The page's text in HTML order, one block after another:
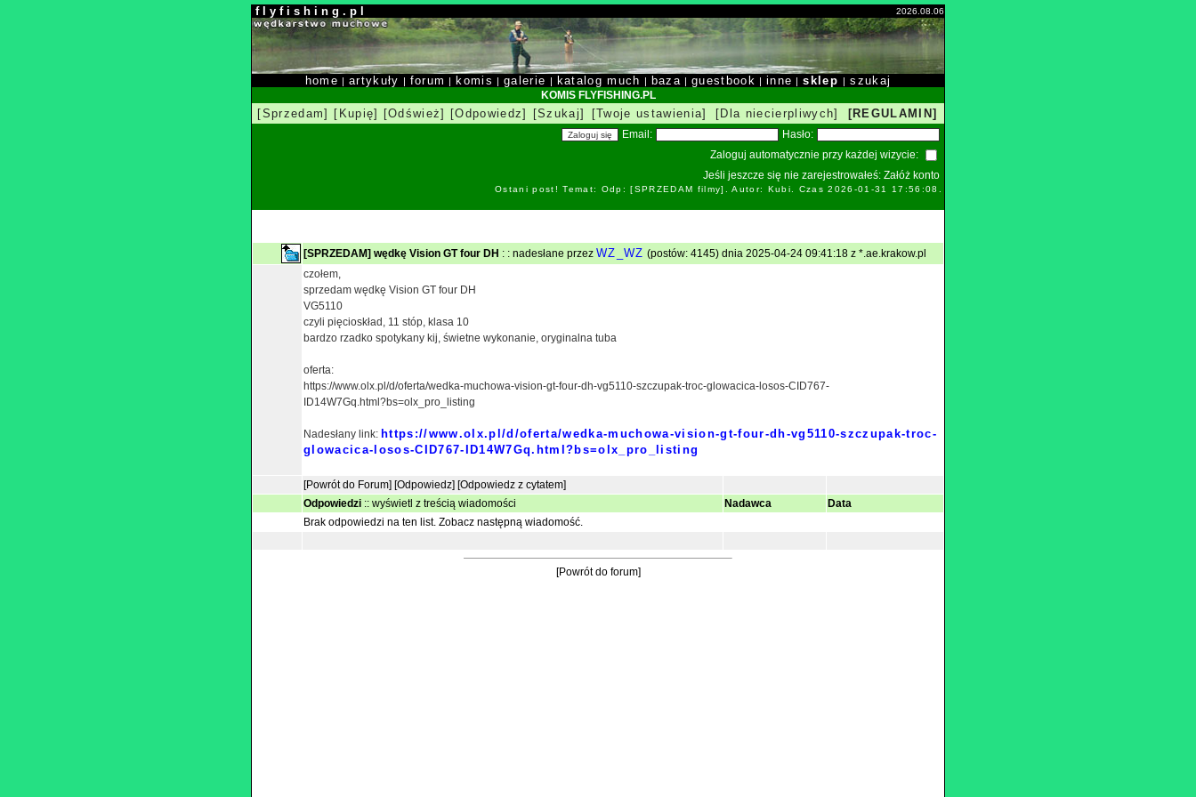
f l y f i s h i n g . p l 2026.08.06
home |artykuły | forum | komis |galerie | katalog much | baza | guestbook | inne |sklep |szukaj
KOMIS FLYFISHING.PL
[Sprzedam] [Kupię] [Odśwież] [Odpowiedz] [Szukaj] [Twoje ustawienia] [Dla niecierpliwych] [REGULAMIN]
Email:
Hasło:
Zaloguj automatycznie przy każdej wizycie:
Jeśli jeszcze się nie zarejestrowałeś: Załóż konto
Ostani post! Temat: Odp: [SPRZEDAM filmy]. Autor: Kubi. Czas 2026-01-31 17:56:08.
[SPRZEDAM] wędkę Vision GT four DH : : nadesłane przez WZ_WZ (postów: 4145) dnia 2025-04-24 09:41:18 z *.ae.krakow.pl
czołem,
sprzedam wędkę Vision GT four DH
VG5110
czyli pięcioskład, 11 stóp, klasa 10
bardzo rzadko spotykany kij, świetne wykonanie, oryginalna tuba
oferta:
https://www.olx.pl/d/oferta/wedka-muchowa-vision-gt-four-dh-vg5110-szczupak-troc-glowacica-losos-CID767-
ID14W7Gq.html?bs=olx_pro_listing
Nadesłany link: https://www.olx.pl/d/oferta/wedka-muchowa-vision-gt-four-dh-vg5110-szczupak-troc-
glowacica-losos-CID767-ID14W7Gq.html?bs=olx_pro_listing
[Powrót do Forum] [Odpowiedz] [Odpowiedz z cytatem]
Odpowiedzi :: wyświetl z treścią wiadomości Nadawca
Data
Brak odpowiedzi na ten list. Zobacz następną wiadomość.
[Powrót do forum]